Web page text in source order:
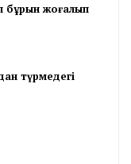
бұрын жоғалып
түрмедегі